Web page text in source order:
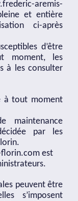
aremis-
et entière
ci-après
d’être
moment, les
à les consulter
à tout moment
maintenance
par les
est
peuvent être
s’imposent